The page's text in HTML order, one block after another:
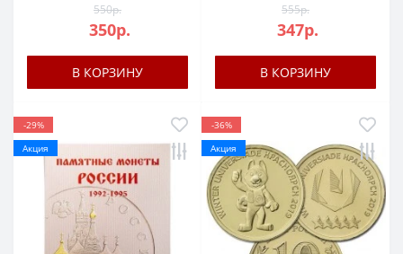
550р.
350р.
В КОРЗИНУ
555р.
347р.
В КОРЗИНУ
-29%
Акция
-36%
Акция